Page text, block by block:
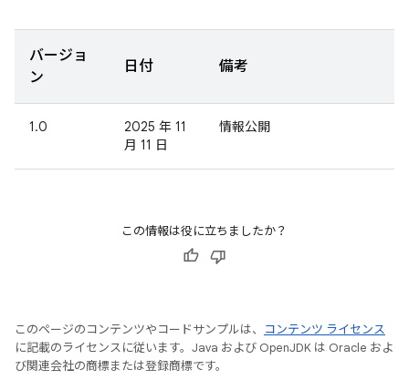
バージョ
ン
日付 備考
1.0
2025 年 11
月 11 日
情報公開
この情報は役に立ちましたか？
このページのコンテンツやコードサンプルは、
コンテンツ ライセンス
に記載のライセンスに従います。Java および OpenJDK は Oracle およ
び関連会社の商標または登録商標です。